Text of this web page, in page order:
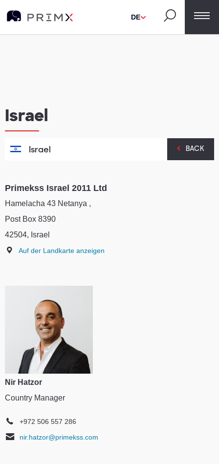
DE
Israel
Israel BACK
Primekss Israel 2011 Ltd
Hamelacha 43 Netanya ,
Post Box 8390
42504, Israel
Auf der Landkarte anzeigen
Nir Hatzor
Country Manager
+972 506 557 286
nir.hatzor@primekss.com